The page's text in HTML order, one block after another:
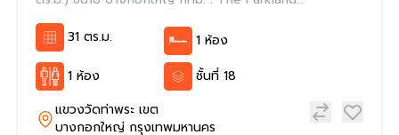
31 ตร.ม.
1 ห้อง
1 ห้อง
ชั้นที่ 18
แขวงวัดท่าพระ เขต
บางกอกใหญ่ กรุงเทพมหานคร